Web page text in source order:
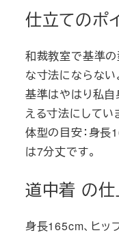
仕立てのポ
和裁教室で基準
な寸法にならない
基準はやはり私自
える寸法にしてい
体型の目安：身長
は7分丈です。
道中着 の
身長165cm、ヒ